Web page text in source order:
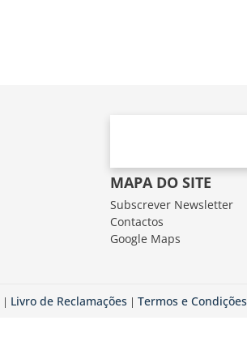
MAPA DO SITE
Subscrever Newsletter
Contactos
Google Maps
| Livro de Reclamações | Termos e Condições